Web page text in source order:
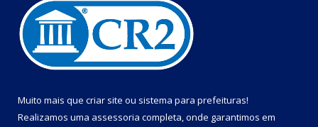
Muito mais que criar site ou sistema para prefeituras!
Realizamos uma assessoria completa, onde garantimos em